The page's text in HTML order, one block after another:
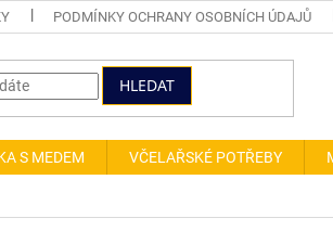
PODMÍNKY OCHRANY OSOBNÍCH ÚDAJŮ
HLEDAT
S MEDEM VČELAŘSKÉ POTŘEBY